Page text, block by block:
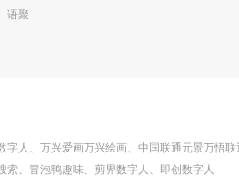
语聚
人、万兴爱画万兴绘画、中国联通元景万悟
、冒泡鸭趣味、剪界数字人、即创数字人